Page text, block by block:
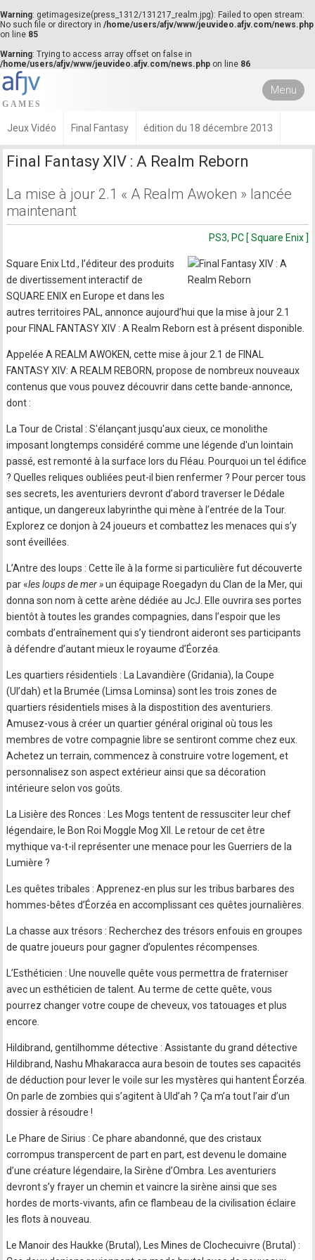
Warning: getimagesize(press_1312/131217_realm.jpg): Failed to open stream:
No such file or directory in /home/users/afjv/www/jeuvideo.afjv.com/news.php
on line 85
Warning: Trying to access array offset on false in
/home/users/afjv/www/jeuvideo.afjv.com/news.php on line 86
Menu
Jeux Vidéo Final Fantasy édition du 18 décembre 2013
Final Fantasy XIV : A Realm Reborn
La mise à jour 2.1 « A Realm Awoken » lancée
maintenant
PS3, PC [ Square Enix ]
Square Enix Ltd., l’éditeur des produits
de divertissement interactif de
SQUARE ENIX en Europe et dans les
autres territoires PAL, annonce aujourd’hui que la mise à jour 2.1
pour FINAL FANTASY XIV : A Realm Reborn est à présent disponible.
Appelée A REALM AWOKEN, cette mise à jour 2.1 de FINAL
FANTASY XIV: A REALM REBORN, propose de nombreux nouveaux
contenus que vous pouvez découvrir dans cette bande-annonce,
dont :
La Tour de Cristal : S'élançant jusqu'aux cieux, ce monolithe
imposant longtemps considéré comme une légende d'un lointain
passé, est remonté à la surface lors du Fléau. Pourquoi un tel édifice
? Quelles reliques oubliées peut-il bien renfermer ? Pour percer tous
ses secrets, les aventuriers devront d’abord traverser le Dédale
antique, un dangereux labyrinthe qui mène à l’entrée de la Tour.
Explorez ce donjon à 24 joueurs et combattez les menaces qui s’y
sont éveillées.
L’Antre des loups : Cette île à la forme si particulière fut découverte
par «les loups de mer »un équipage Roegadyn du Clan de la Mer, qui
donna son nom à cette arène dédiée au JcJ. Elle ouvrira ses portes
bientôt à toutes les grandes compagnies, dans l’espoir que les
combats d’entraînement qui s’y tiendront aideront ses participants
à défendre d’autant mieux le royaume d’Éorzéa.
Les quartiers résidentiels : La Lavandière (Gridania), la Coupe
(Ul’dah) et la Brumée (Limsa Lominsa) sont les trois zones de
quartiers résidentiels mises à la dispostition des aventuriers.
Amusez-vous à créer un quartier général original où tous les
membres de votre compagnie libre se sentiront comme chez eux.
Achetez un terrain, commencez à construire votre logement, et
personnalisez son aspect extérieur ainsi que sa décoration
intérieure selon vos goûts.
La Lisière des Ronces : Les Mogs tentent de ressusciter leur chef
légendaire, le Bon Roi Moggle Mog XII. Le retour de cet être
mythique va-t-il représenter une menace pour les Guerriers de la
Lumière ?
Les quêtes tribales : Apprenez-en plus sur les tribus barbares des
hommes-bêtes d’Éorzéa en accomplissant ces quêtes journalières.
La chasse aux trésors : Recherchez des trésors enfouis en groupes
de quatre joueurs pour gagner d’opulentes récompenses.
L’Esthéticien : Une nouvelle quête vous permettra de fraterniser
avec un esthéticien de talent. Au terme de cette quête, vous
pourrez changer votre coupe de cheveux, vos tatouages et plus
encore.
Hildibrand, gentilhomme détective : Assistante du grand détective
Hildibrand, Nashu Mhakaracca aura besoin de toutes ses capacités
de déduction pour lever le voile sur les mystères qui hantent Éorzéa.
On parle de zombies qui s’agitent à Uld’ah ? Ça m’a tout l’air d’un
dossier à résoudre !
Le Phare de Sirius : Ce phare abandonné, que des cristaux
corrompus transpercent de part en part, est devenu le domaine
d’une créature légendaire, la Sirène d’Ombra. Les aventuriers
devront s’y frayer un chemin et vaincre la sirène ainsi que ses
hordes de morts-vivants, afin ce flambeau de la civilisation éclaire
les flots à nouveau.
Le Manoir des Haukke (Brutal), Les Mines de Clochecuivre (Brutal) :